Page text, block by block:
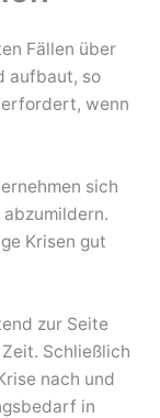
Fällen über
aufbaut, so
wenn
sich
Krisen gut
zur Seite
Schließlich
nach und
in